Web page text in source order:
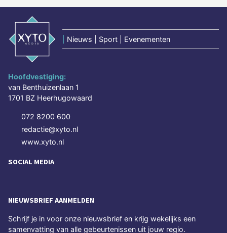
Nieuws | Sport | Evenementen
Hoofdvestiging:
van Benthuizenlaan 1
1701 BZ Heerhugowaard
072 8200 600
redactie@xyto.nl
www.xyto.nl
SOCIAL MEDIA
NIEUWSBRIEF AANMELDEN
Schrijf je in voor onze nieuwsbrief en krijg wekelijks een
samenvatting van alle gebeurtenissen uit jouw regio.